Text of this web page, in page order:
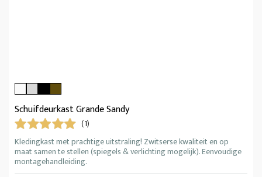
Schuifdeurkast Grande Sandy
(1)
Kledingkast met prachtige uitstraling! Zwitserse kwaliteit en op
maat samen te stellen (spiegels & verlichting mogelijk). Eenvoudige
montagehandleiding.